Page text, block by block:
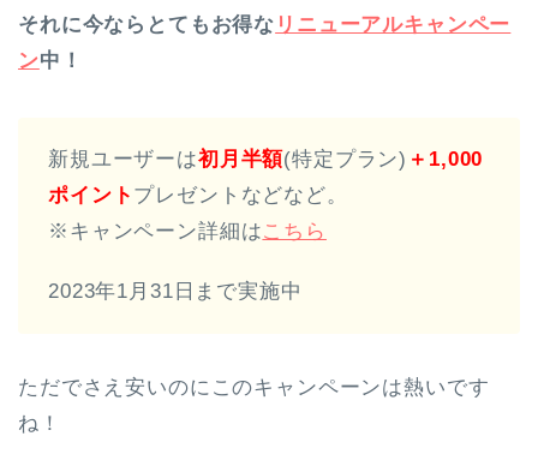
それに今ならとてもお得な リニューアルキャンペー
ン中！
新規ユーザーは初月半額(特定プラン) ＋1,000
ポイント プレゼントなどなど。
※キャンペーン詳細はこちら
2023年1月31日まで実施中
ただでさえ安いのにこのキャンペーンは熱いです
ね！